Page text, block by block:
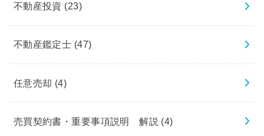
不動産投資 (23)
不動産鑑定士 (47)
任意売却 (4)
売買契約書・重要事項説明 解説 (4)